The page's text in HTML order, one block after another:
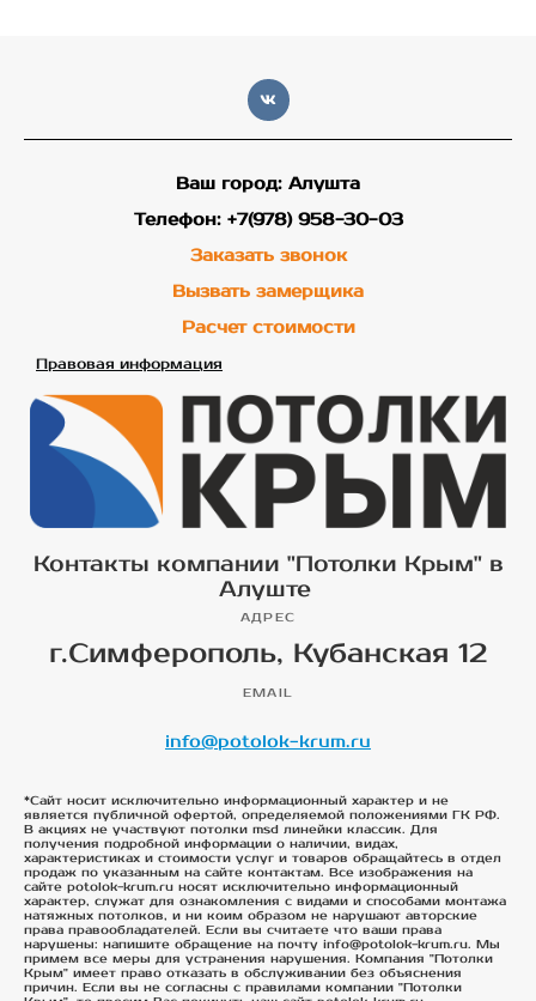
Ваш город: Алушта
Телефон: +7(978) 958-30-03
Заказать звонок
Вызвать замерщика
Расчет стоимости
Правовая информация
Контакты компании "Потолки Крым" в
Алуште
АДРЕС
г.Симферополь, Кубанская 12
EMAIL
info@potolok-krum.ru
*Сайт носит исключительно информационный характер и не
является публичной офертой, определяемой положениями ГК РФ.
В акциях не участвуют потолки msd линейки классик. Для
получения подробной информации о наличии, видах,
характеристиках и стоимости услуг и товаров обращайтесь в отдел
продаж по указанным на сайте контактам. Все изображения на
сайте potolok-krum.ru носят исключительно информационный
характер, служат для ознакомления с видами и способами монтажа
натяжных потолков, и ни коим образом не нарушают авторские
права правообладателей. Если вы считаете что ваши права
нарушены: напишите обращение на почту info@potolok-krum.ru. Мы
примем все меры для устранения нарушения. Компания "Потолки
Крым" имеет право отказать в обслуживании без объяснения
причин. Если вы не согласны с правилами компании "Потолки